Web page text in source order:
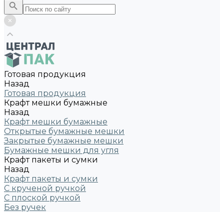
Готовая продукция
Назад
Готовая продукция
Крафт мешки бумажные
Назад
Крафт мешки бумажные
Открытые бумажные мешки
Закрытые бумажные мешки
Бумажные мешки для угля
Крафт пакеты и сумки
Назад
Крафт пакеты и сумки
С крученой ручкой
С плоской ручкой
Без ручек